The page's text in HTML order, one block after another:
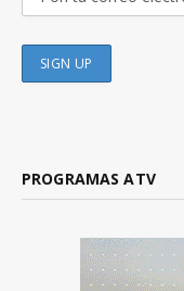
PROGRAMAS ATV